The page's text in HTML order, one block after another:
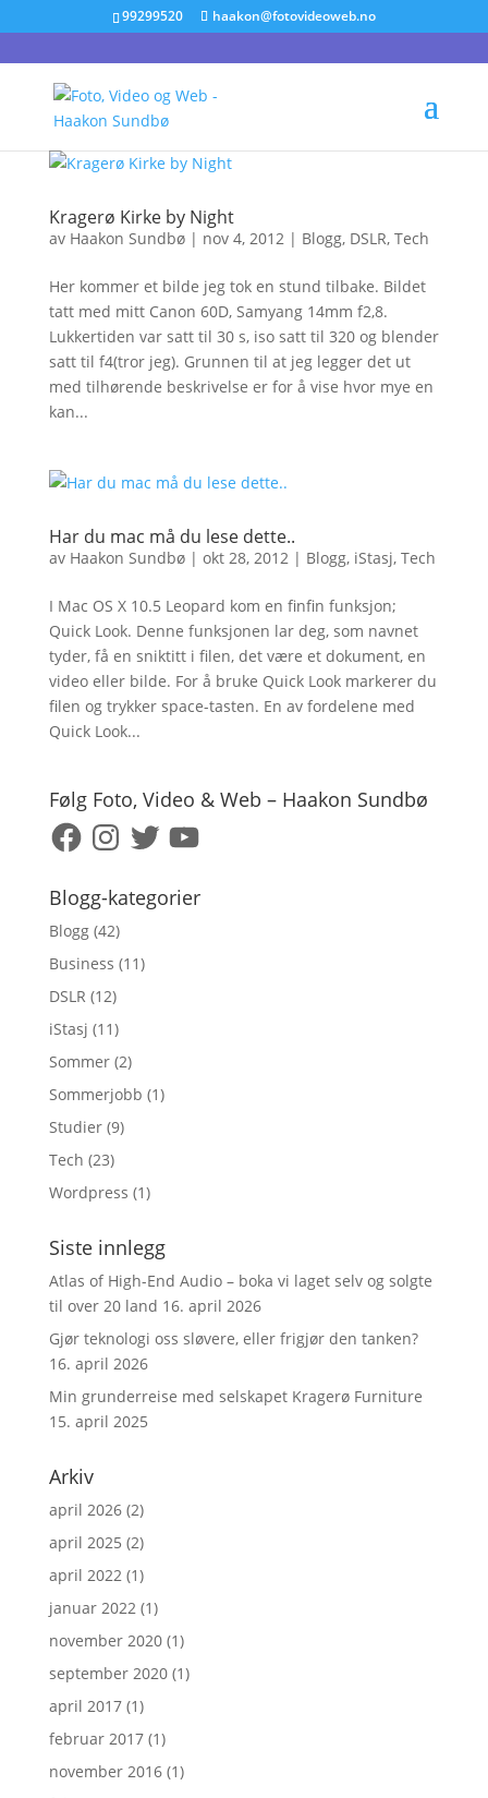
99299520 haakon@fotovideoweb.no
Kragerø Kirke by Night
av Haakon Sundbø| nov 4, 2012| Blogg, DSLR, Tech
Her kommer et bilde jeg tok en stund tilbake. Bildet
tatt med mitt Canon 60D, Samyang 14mm f2,8.
Lukkertiden var satt til 30 s, iso satt til 320 og blender
satt til f4(tror jeg). Grunnen til at jeg legger det ut
med tilhørende beskrivelse er for å vise hvor mye en
kan...
Har du mac må du lese dette..
av Haakon Sundbø| okt 28, 2012| Blogg, iStasj, Tech
I Mac OS X 10.5 Leopard kom en finfin funksjon;
Quick Look. Denne funksjonen lar deg, som navnet
tyder, få en sniktitt i filen, det være et dokument, en
video eller bilde. For å bruke Quick Look markerer du
filen og trykker space-tasten. En av fordelene med
Quick Look...
Følg Foto, Video & Web – Haakon Sundbø
FacebookInstagram
TwitterYouTube
Blogg-kategorier
Blogg(42)
Business (11)
DSLR (12)
iStasj (11)
Sommer(2)
Sommerjobb (1)
Studier(9)
Tech (23)
Wordpress (1)
Siste innlegg
Atlas of High-End Audio – boka vi laget selv og solgte
til over 20 land 16. april 2026
Gjør teknologi oss sløvere, eller frigjør den tanken?
16. april 2026
Min grunderreise med selskapet Kragerø Furniture
15. april 2025
Arkiv
april 2026(2)
april 2025 (2)
april 2022(1)
januar 2022(1)
november 2020(1)
september 2020(1)
april 2017(1)
februar 2017(1)
november 2016(1)